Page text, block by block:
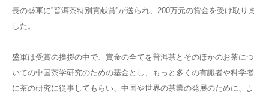
長の盛軍に”普洱茶特別貢献賞”が送られ、200万元の賞金を受け取りま
した。
盛軍は受賞の挨拶の中で、賞金の全てを普洱茶とそのほかのお茶につ
いての中国茶学研究のための基金とし、もっと多くの有識者や科学者
に茶の研究に従事してもらい、中国や世界の茶業の発展のために、よ